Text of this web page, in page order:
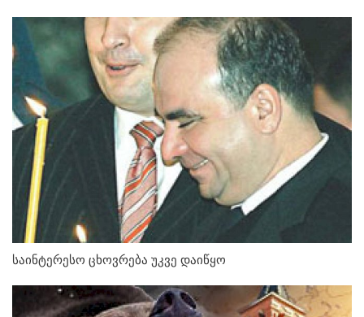
საინტერესო ცხოვრება უკვე დაიწყო